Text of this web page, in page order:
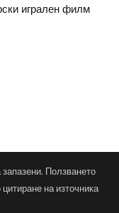
игрален филм
Ползването
на източника